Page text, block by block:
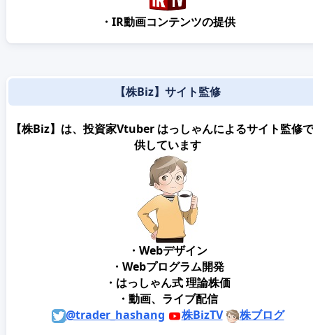
・IR動画コンテンツの提供
【株Biz】サイト監修
【株Biz】は、投資家Vtuber はっしゃんによるサイト監修
供しています
・Webデザイン
・Webプログラム開発
・はっしゃん式 理論株価
・動画、ライブ配信
@trader_hashang
株BizTV 株ブログ